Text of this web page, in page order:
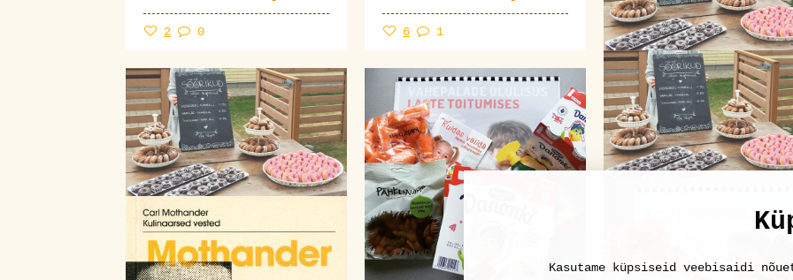
2 0 6 1 7 1
Kohvikutepäevad 2019.
aastal
8 7
KOHVIKUTE PÄEVAD 2018.
Kohvikute päevad 2017.
aastal
Kasutame küpsiseid veebisaidi